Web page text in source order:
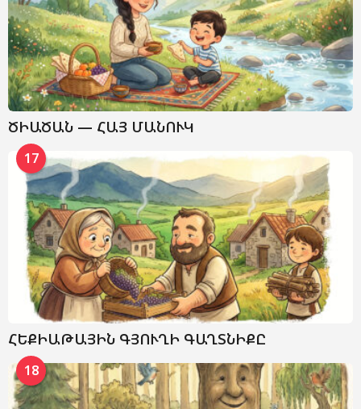
ԾԻԱԾԱՆ — ՀԱՅ ՄԱՆՈՒԿ
17
ՀԵՔԻԱԹԱՅԻՆ ԳՅՈՒՂԻ ԳԱՂՏՆԻՔԸ
18